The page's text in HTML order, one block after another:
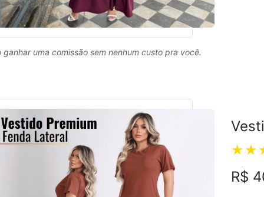
ganhar uma comissão sem nenhum custo pra você.
R$